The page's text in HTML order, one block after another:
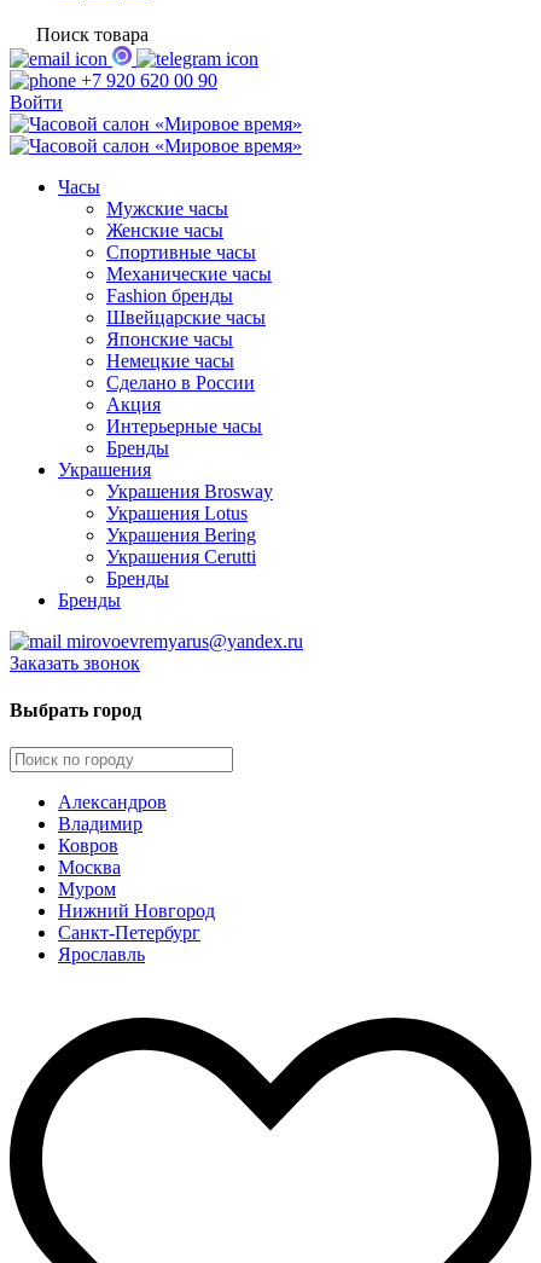
Поиск товара
+7 920 620 00 90
Войти
Часы
Мужские часы
Женские часы
Спортивные часы
Механические часы
Fashion бренды
Швейцарские часы
Японские часы
Немецкие часы
Сделано в России
Акция
Интерьерные часы
Бренды
Украшения
Украшения Brosway
Украшения Lotus
Украшения Bering
Украшения Cerutti
Бренды
Бренды
mirovoevremyarus@yandex.ru
Заказать звонок
Выбрать город
Александров
Владимир
Ковров
Москва
Муром
Нижний Новгород
Санкт-Петербург
Ярославль